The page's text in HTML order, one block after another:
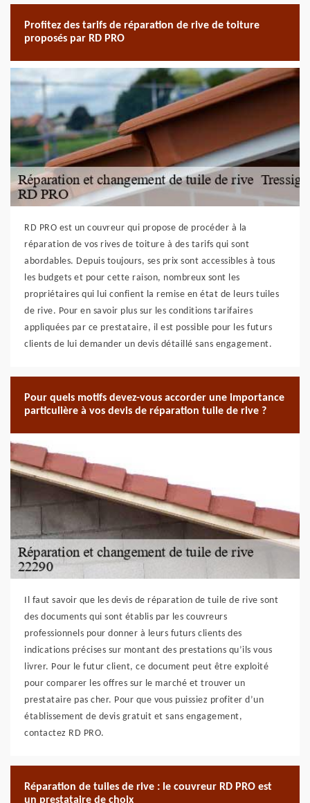
Profitez des tarifs de réparation de rive de toiture
proposés par RD PRO
RD PRO est un couvreur qui propose de procéder à la
réparation de vos rives de toiture à des tarifs qui sont
abordables. Depuis toujours, ses prix sont accessibles à tous
les budgets et pour cette raison, nombreux sont les
propriétaires qui lui confient la remise en état de leurs tuiles
de rive. Pour en savoir plus sur les conditions tarifaires
appliquées par ce prestataire, il est possible pour les futurs
clients de lui demander un devis détaillé sans engagement.
Pour quels motifs devez-vous accorder une importance
particulière à vos devis de réparation tuile de rive ?
Il faut savoir que les devis de réparation de tuile de rive sont
des documents qui sont établis par les couvreurs
professionnels pour donner à leurs futurs clients des
indications précises sur montant des prestations qu’ils vous
livrer. Pour le futur client, ce document peut être exploité
pour comparer les offres sur le marché et trouver un
prestataire pas cher. Pour que vous puissiez profiter d’un
établissement de devis gratuit et sans engagement,
contactez RD PRO.
Réparation de tuiles de rive : le couvreur RD PRO est
un prestataire de choix